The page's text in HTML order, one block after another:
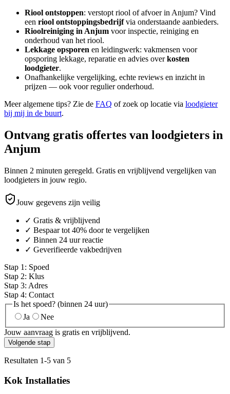
Riool ontstoppen: verstopt riool of afvoer in Anjum? Vind
een riool ontstoppingsbedrijfvia onderstaande aanbieders.
Rioolreiniging in Anjum voor inspectie, reiniging en
onderhoud van het riool.
Lekkage opsporen en leidingwerk: vakmensen voor
opsporing lekkage, reparatie en advies overkosten
loodgieter.
Onafhankelijke vergelijking, echte reviews en inzicht in
prijzen — ook voor regulier onderhoud.
Meer algemene tips? Zie de FAQ of zoek op locatie via loodgieter
bij mij in de buurt.
Ontvang gratis offertes van loodgieters in
Anjum
Binnen 2 minuten geregeld. Gratis en vrijblijvend vergelijken van
loodgieters in jouw regio.
Jouw gegevens zijn veilig
✓ Gratis & vrijblijvend
✓ Bespaar tot 40% door te vergelijken
✓ Binnen 24 uur reactie
✓ Geverifieerde vakbedrijven
Stap 1 : Spoed
Stap 2: Klus
Stap 3: Adres
Stap 4: Contact
Is het spoed? (binnen 24 uur)
Ja
Nee
Jouw aanvraag is gratis en vrijblijvend.
Volgende stap
Resultaten 1-5 van 5
Kok Installaties